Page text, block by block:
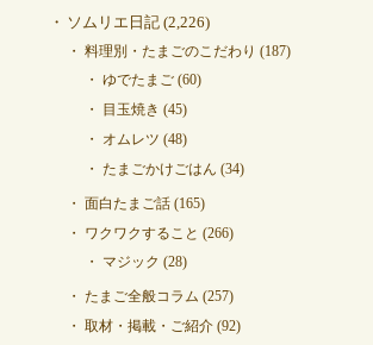
ソムリエ日記(2,226)
料理別・たまごのこだわり (187)
ゆでたまご(60)
目玉焼き (45)
オムレツ (48)
たまごかけごはん (34)
面白たまご話(165)
ワクワクすること (266)
マジック (28)
たまご全般コラム (257)
取材・掲載・ご紹介(92)